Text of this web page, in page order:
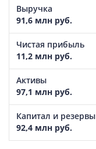
Выручка
91,6 млн руб.
Чистая прибыль
11,2 млн руб.
Активы
97,1 млн руб.
Капитал и резервы
92,4 млн руб.